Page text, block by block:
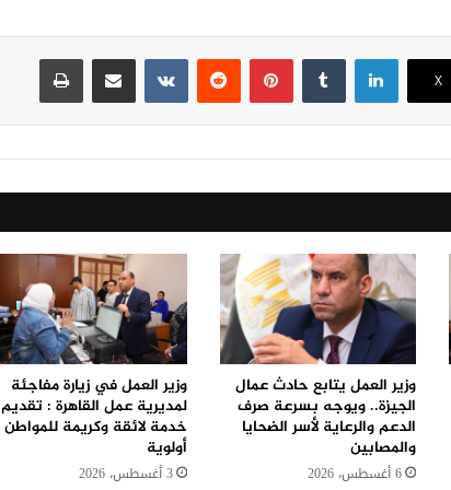
‫X
لينكدإن بينتيريست
وزير العمل يتابع حادث عمال
الجيزة.. ويوجه بسرعة صرف
الدعم والرعاية لأسر الضحايا
والمصابين
6 أغسطس، 2026
وزير العمل في زيارة مفاجئة
لمديرية عمل القاهرة : تقديم
خدمة لائقة وكريمة للمواطن
أولوية
3 أغسطس، 2026